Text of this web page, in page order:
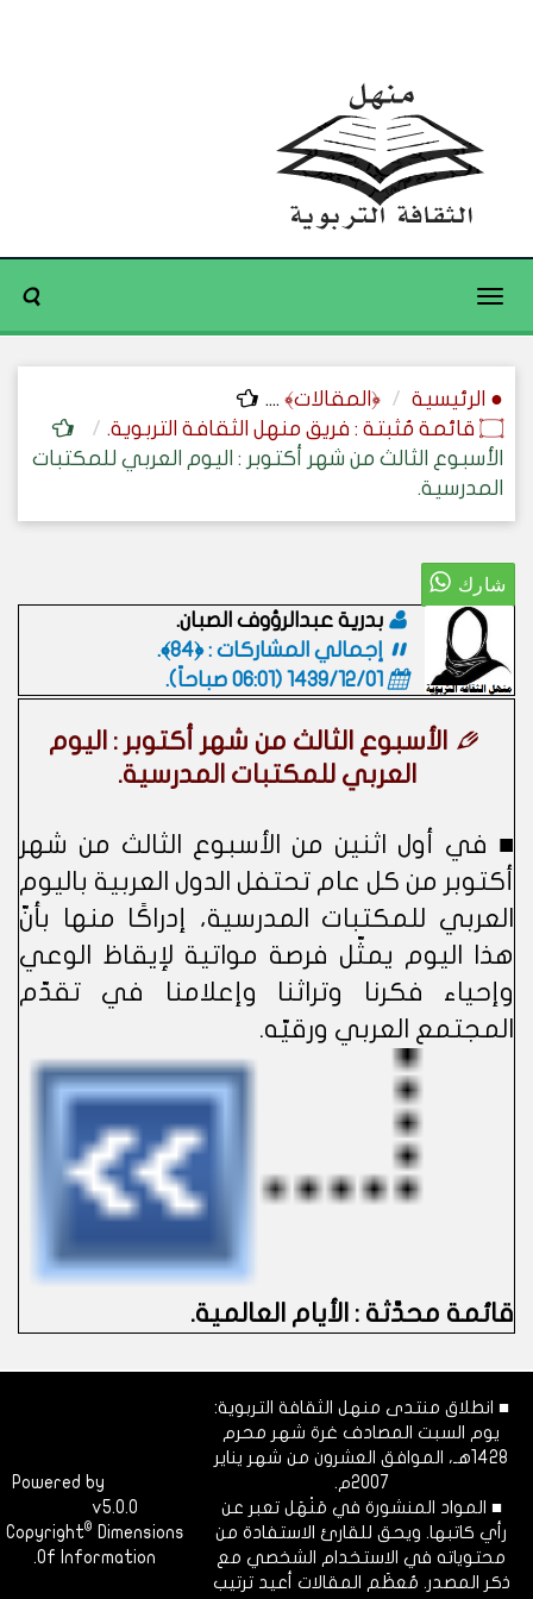
Toggle
● الرئيسية ﴿المقالات﴾ ....
۝ قائمة مُثبتة : فريق منهل الثقافة التربوية.
الأسبوع الثالث من شهر أكتوبر : اليوم العربي للمكتبات
المدرسية.
بدرية عبدالرؤوف الصبان.
إجمالي المشاركات : ﴿84﴾.
1439/12/01 (06:01 صباحاً)
.
الأسبوع الثالث من شهر أكتوبر : اليوم
العربي للمكتبات المدرسية.
■ في أول اثنين من الأسبوع الثالث من شهر
أكتوبر من كل عام تحتفل الدول العربية باليوم
العربي للمكتبات المدرسية، إدراكًا منها بأنّ
هذا اليوم يمثّل فرصة مواتية لإيقاظ الوعي
وإحياء فكرنا وتراثنا وإعلامنا في تقدّم
المجتمع العربي ورقيّه.
قائمة محدَّثة : الأيام العالمية.
■ انطلاق منتدى منهل الثقافة التربوية:
يوم السبت المصادف غرة شهر محرم
1428هـ، الموافق العشرون من شهر يناير
2007م.
■ المواد المنشورة في مَنْهَل تعبر عن
رأي كاتبها. ويحق للقارئ الاستفادة من
محتوياته في الاستخدام الشخصي مع
ذكر المصدر. مُعظَم المقالات أعيد ترتيب
Powered by
v5.0.0
Copyright©
Dimensions
Of Information.